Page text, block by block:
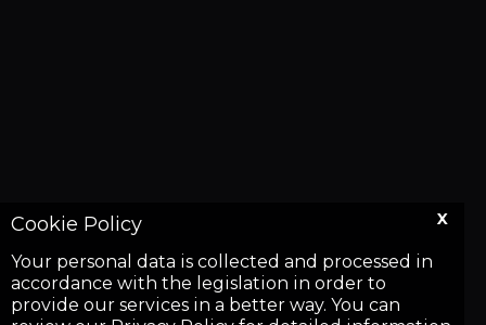
X
Cookie Policy
Your personal data is collected and processed in
accordance with the legislation in order to
provide our services in a better way. You can